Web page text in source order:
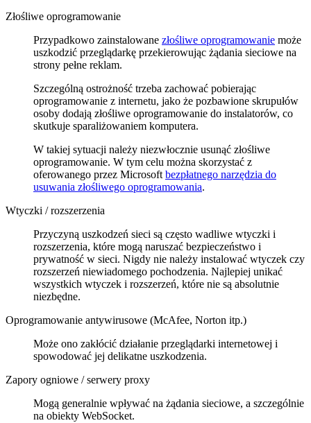
Złośliwe oprogramowanie
Przypadkowo zainstalowane złośliwe oprogramowanie może
uszkodzić przeglądarkę przekierowując żądania sieciowe na
strony pełne reklam.
Szczególną ostrożność trzeba zachować pobierając
oprogramowanie z internetu, jako że pozbawione skrupułów
osoby dodają złośliwe oprogramowanie do instalatorów, co
skutkuje sparaliżowaniem komputera.
W takiej sytuacji należy niezwłocznie usunąć złośliwe
oprogramowanie. W tym celu można skorzystać z
oferowanego przez Microsoft bezpłatnego narzędzia do
usuwania złośliwego oprogramowania.
Wtyczki / rozszerzenia
Przyczyną uszkodzeń sieci są często wadliwe wtyczki i
rozszerzenia, które mogą naruszać bezpieczeństwo i
prywatność w sieci. Nigdy nie należy instalować wtyczek czy
rozszerzeń niewiadomego pochodzenia. Najlepiej unikać
wszystkich wtyczek i rozszerzeń, które nie są absolutnie
niezbędne.
Oprogramowanie antywirusowe (McAfee, Norton itp.)
Może ono zakłócić działanie przeglądarki internetowej i
spowodować jej delikatne uszkodzenia.
Zapory ogniowe / serwery proxy
Mogą generalnie wpływać na żądania sieciowe, a szczególnie
na obiekty WebSocket.